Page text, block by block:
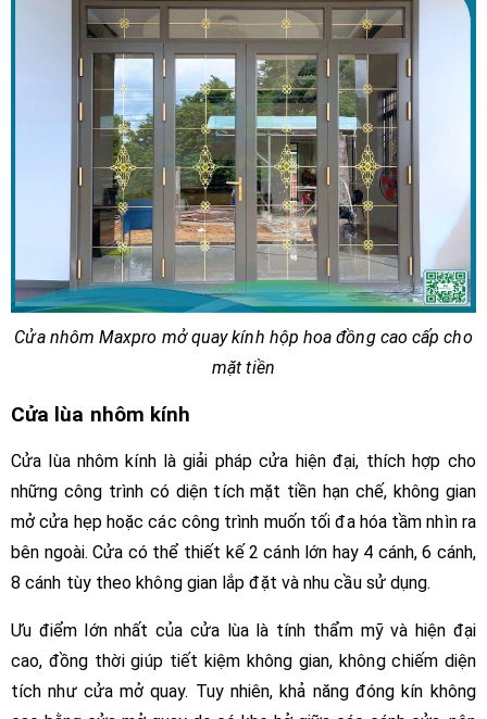
Cửa nhôm Maxpro mở quay kính hộp hoa đồng cao cấp cho
mặt tiền
Cửa lùa nhôm kính
Cửa lùa nhôm kính là giải pháp cửa hiện đại, thích hợp cho
những công trình có diện tích mặt tiền hạn chế, không gian
mở cửa hẹp hoặc các công trình muốn tối đa hóa tầm nhìn ra
bên ngoài. Cửa có thể thiết kế 2 cánh lớn hay 4 cánh, 6 cánh,
8 cánh tùy theo không gian lắp đặt và nhu cầu sử dụng.
Ưu điểm lớn nhất của cửa lùa là tính thẩm mỹ và hiện đại
cao, đồng thời giúp tiết kiệm không gian, không chiếm diện
tích như cửa mở quay. Tuy nhiên, khả năng đóng kín không